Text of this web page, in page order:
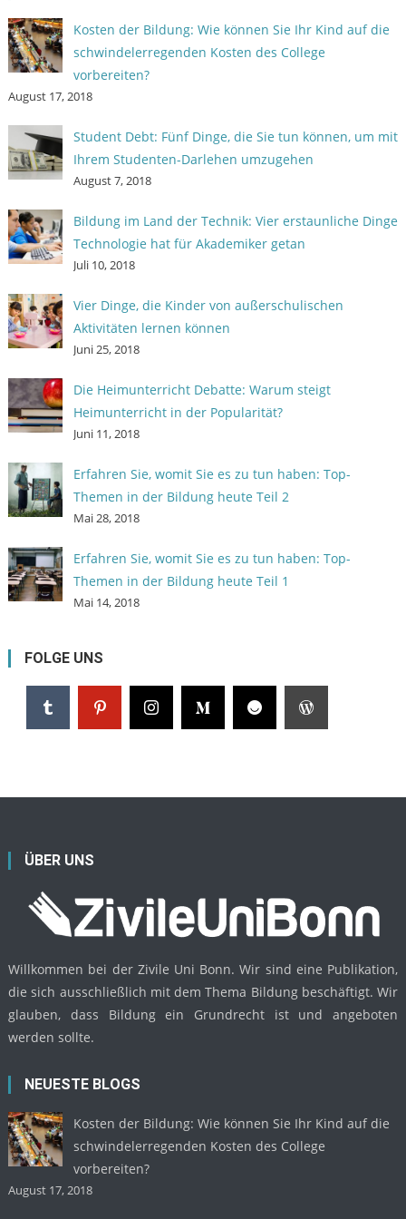
Kosten der Bildung: Wie können Sie Ihr Kind auf die
schwindelerregenden Kosten des College
vorbereiten?
August 17, 2018
Student Debt: Fünf Dinge, die Sie tun können, um mit
Ihrem Studenten-Darlehen umzugehen
August 7, 2018
Bildung im Land der Technik: Vier erstaunliche Dinge
Technologie hat für Akademiker getan
Juli 10, 2018
Vier Dinge, die Kinder von außerschulischen
Aktivitäten lernen können
Juni 25, 2018
Die Heimunterricht Debatte: Warum steigt
Heimunterricht in der Popularität?
Juni 11, 2018
Erfahren Sie, womit Sie es zu tun haben: Top-
Themen in der Bildung heute Teil 2
Mai 28, 2018
Erfahren Sie, womit Sie es zu tun haben: Top-
Themen in der Bildung heute Teil 1
Mai 14, 2018
FOLGE UNS
ÜBER UNS
Willkommen bei der Zivile Uni Bonn. Wir sind eine Publikation,
die sich ausschließlich mit dem Thema Bildung beschäftigt. Wir
glauben, dass Bildung ein Grundrecht ist und angeboten
werden sollte.
NEUESTE BLOGS
Kosten der Bildung: Wie können Sie Ihr Kind auf die
schwindelerregenden Kosten des College
vorbereiten?
August 17, 2018